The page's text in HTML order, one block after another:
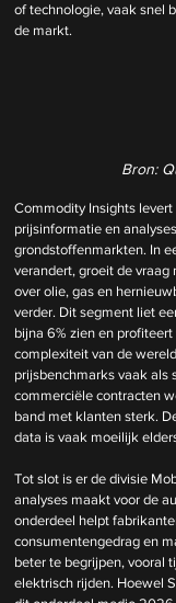
of technologie, vaak snel
de markt.
Bron:
Commodity Insights
prijsinformatie en
grondstoffenmarkten. In
verandert, groeit de vraag
over olie, gas en
verder. Dit segment liet
bijna 6% zien en
complexiteit van de
prijsbenchmarks vaak als
commerciële contracten
band met klanten sterk.
data is vaak moeilijk
Tot slot is er de divisie
analyses maakt voor de
onderdeel helpt
consumentengedrag en
beter te begrijpen, vooral
elektrisch rijden. Hoewel